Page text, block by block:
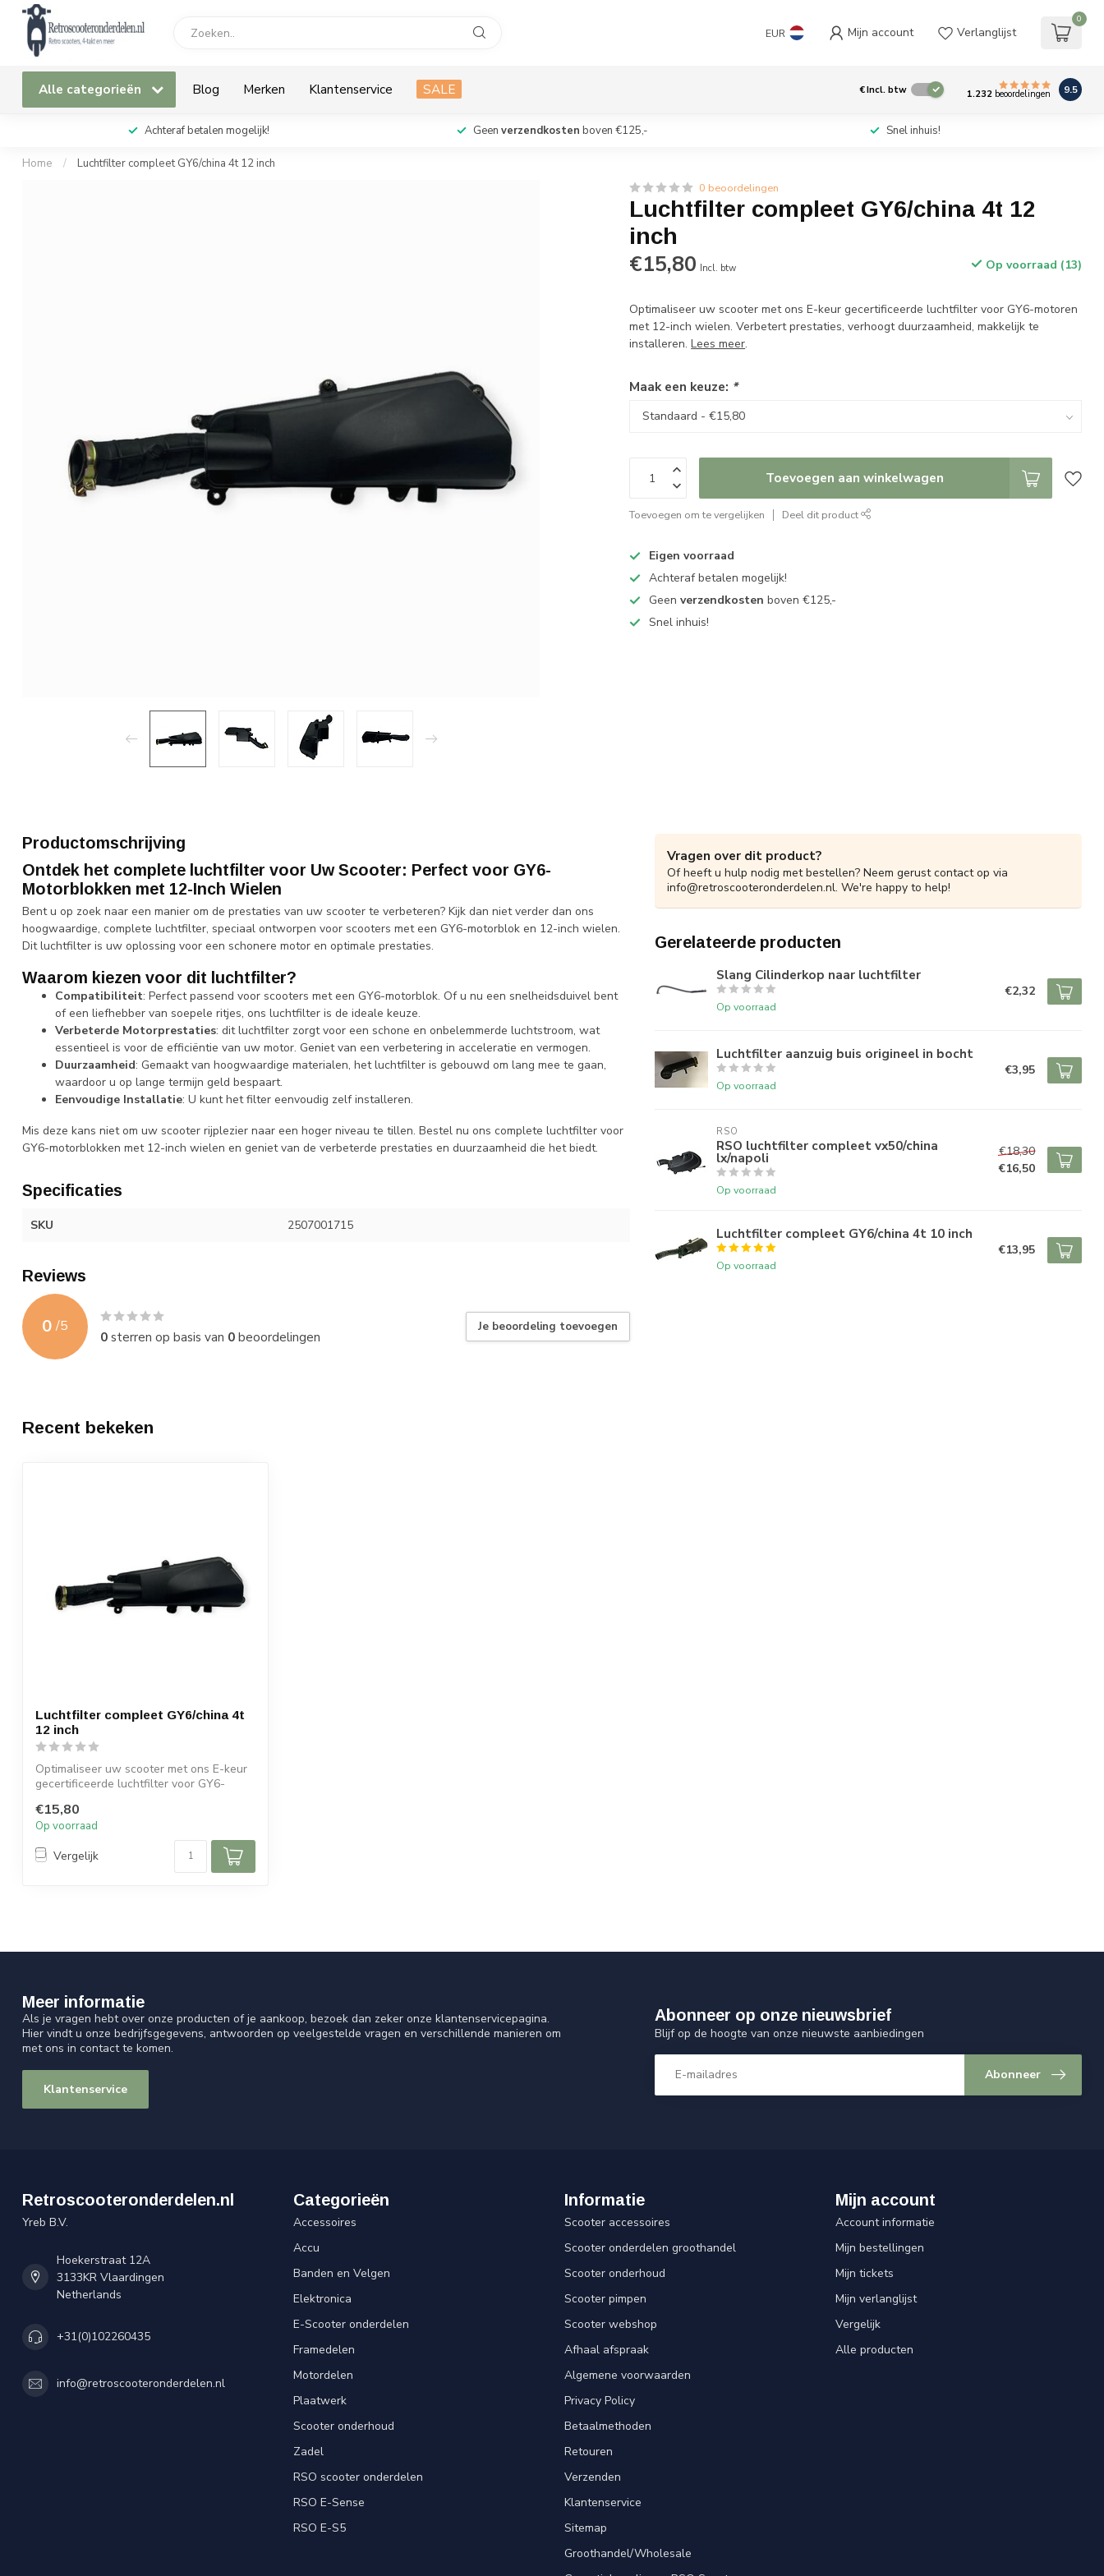
EUR Mijn account Verlanglijst
0
Alle categorieën Blog Merken Klantenservice SALE €Incl. btw 1.232 beoordelingen 9.5
Achteraf betalen mogelijk! Geen verzendkosten boven €125,- Snel inhuis!
Home / Luchtfilter compleet GY6/china 4t 12 inch
0 beoordelingen
Luchtfilter compleet GY6/china 4t 12
inch
€15,80 Incl. btw Op voorraad (13)
Optimaliseer uw scooter met ons E-keur gecertificeerde luchtfilter voor GY6-motoren
met 12-inch wielen. Verbetert prestaties, verhoogt duurzaamheid, makkelijk te
installeren.Lees meer.
Maak een keuze: *
Toevoegen aan winkelwagen
Toevoegen om te vergelijken Deel dit product
Eigen voorraad
Achteraf betalen mogelijk!
Geenverzendkosten boven €125,-
Snel inhuis!
Productomschrijving
Ontdek het complete luchtfilter voor Uw Scooter: Perfect voor GY6-
Motorblokken met 12-Inch Wielen
Bent u op zoek naar een manier om de prestaties van uw scooter te verbeteren? Kijk dan niet verder dan ons
hoogwaardige, complete luchtfilter, speciaal ontworpen voor scooters met een GY6-motorblok en 12-inch wielen.
Dit luchtfilter is uw oplossing voor een schonere motor en optimale prestaties.
Waarom kiezen voor dit luchtfilter?
Compatibiliteit: Perfect passend voor scooters met een GY6-motorblok. Of u nu een snelheidsduivel bent
of een liefhebber van soepele ritjes, ons luchtfilter is de ideale keuze.
Verbeterde Motorprestaties: dit luchtfilter zorgt voor een schone en onbelemmerde luchtstroom, wat
essentieel is voor de efficiëntie van uw motor. Geniet van een verbetering in acceleratie en vermogen.
Duurzaamheid: Gemaakt van hoogwaardige materialen, het luchtfilter is gebouwd om lang mee te gaan,
waardoor u op lange termijn geld bespaart.
Eenvoudige Installatie: U kunt het filter eenvoudig zelf installeren.
Mis deze kans niet om uw scooter rijplezier naar een hoger niveau te tillen. Bestel nu ons complete luchtfilter voor
GY6-motorblokken met 12-inch wielen en geniet van de verbeterde prestaties en duurzaamheid die het biedt.
Specificaties
SKU 2507001715
Reviews
0 /5
0sterren op basis van 0beoordelingen
Je beoordeling toevoegen
Vragen over dit product?
Of heeft u hulp nodig met bestellen? Neem gerust contact op via
info@retroscooteronderdelen.nl. We're happy to help!
Gerelateerde producten
Slang Cilinderkop naar luchtfilter
Op voorraad
€2,32
Luchtfilter aanzuig buis origineel in bocht
Op voorraad
€3,95
RSO
RSO luchtfilter compleet vx50/china
lx/napoli
Op voorraad
€18,30
€16,50
Luchtfilter compleet GY6/china 4t 10 inch
Op voorraad
€13,95
Recent bekeken
Luchtfilter compleet GY6/china 4t
12 inch
Optimaliseer uw scooter met ons E-keur
gecertificeerde luchtfilter voor GY6-
€15,80
Op voorraad
Vergelijk
Meer informatie
Als je vragen hebt over onze producten of je aankoop, bezoek dan zeker onze klantenservicepagina.
Hier vindt u onze bedrijfsgegevens, antwoorden op veelgestelde vragen en verschillende manieren om
met ons in contact te komen.
Klantenservice
Abonneer op onze nieuwsbrief
Blijf op de hoogte van onze nieuwste aanbiedingen
Abonneer
Retroscooteronderdelen.nl
Yreb B.V.
Hoekerstraat 12A
3133KR Vlaardingen
Netherlands
+31(0)102260435
info@retroscooteronderdelen.nl
Categorieën
Accessoires
Accu
Banden en Velgen
Elektronica
E-Scooter onderdelen
Framedelen
Motordelen
Plaatwerk
Scooter onderhoud
Zadel
RSO scooter onderdelen
RSO E-Sense
RSO E-S5
Informatie
Scooter accessoires
Scooter onderdelen groothandel
Scooter onderhoud
Scooter pimpen
Scooter webshop
Afhaal afspraak
Algemene voorwaarden
Privacy Policy
Betaalmethoden
Retouren
Verzenden
Klantenservice
Sitemap
Groothandel/Wholesale
Mijn account
Account informatie
Mijn bestellingen
Mijn tickets
Mijn verlanglijst
Vergelijk
Alle producten